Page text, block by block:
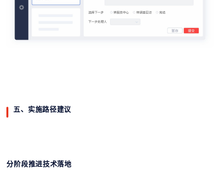
五、实施路径建议
分阶段推进技术落地